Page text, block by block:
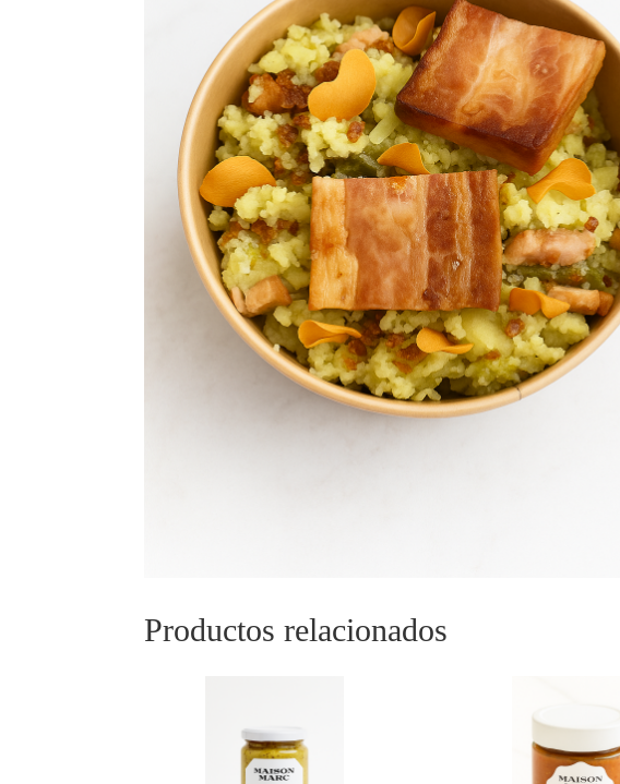
Productos relacionados